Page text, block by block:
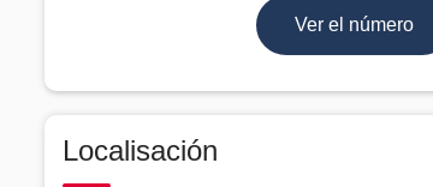
Ver el número
Localisación